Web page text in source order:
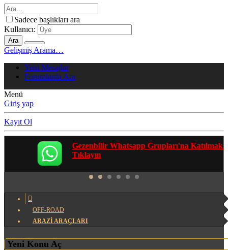
Sadece başlıkları ara
Kullanıcı:
Ara
Gelişmiş Arama…
Yeni Mesajlar
Forumlarda Ara
Menü
Giriş yap
Kayıt Ol
Gezenbilir Whatsapp Grupları'na Katılmak İçin
Tıklayın
OFF-ROAD
ARAZİ ARAÇLARI
Yeni Konu Aç